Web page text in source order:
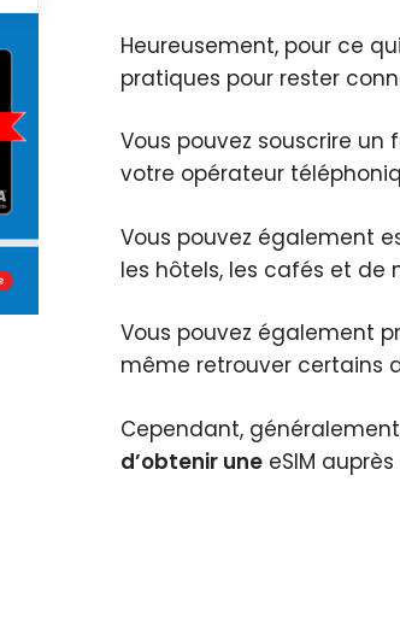
Heureusement, pour ce
pratiques pour rester
Vous pouvez souscrire
votre opérateur
Vous pouvez également
les hôtels, les cafés et de
Vous pouvez également
même retrouver certains
Cependant,
d’obtenir une eSIM